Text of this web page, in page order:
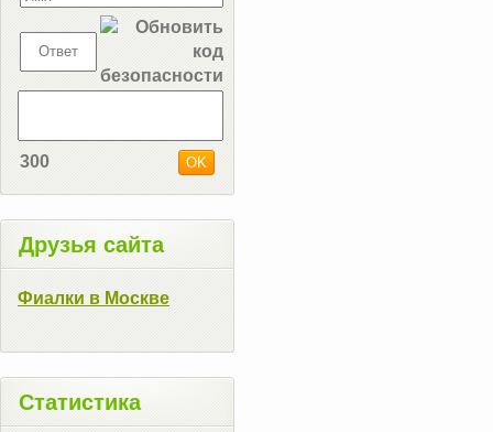
300
Друзья сайта
Фиалки в Москве
Статистика